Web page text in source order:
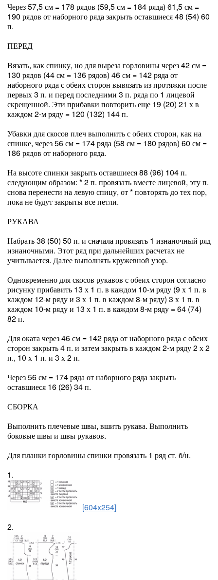
Через 57,5 см = 178 рядов (59,5 см = 184 ряда) 61,5 см =
190 рядов от наборного ряда закрыть оставшиеся 48 (54) 60
п.
ПЕРЕД
Вязать, как спинку, но для выреза горловины через 42 см =
130 рядов (44 см = 136 рядов) 46 см = 142 ряда от
наборного ряда с обеих сторон вывязать из протяжки после
первых 3 п. и перед последними 3 п. ряда по 1 лицевой
скрещенной. Эти прибавки повторить еще 19 (20) 21 х в
каждом 2-м ряду = 120 (132) 144 п.
Убавки для скосов плеч выполнить с обеих сторон, как на
спинке, через 56 см = 174 ряда (58 см = 180 рядов) 60 см =
186 рядов от наборного ряда.
На высоте спинки закрыть оставшиеся 88 (96) 104 п.
следующим образом: * 2 п. провязать вместе лицевой, эту п.
снова перенести на левую спицу, от * повторять до тех пор,
пока не будут закрыты все петли.
РУКАВА
Набрать 38 (50) 50 п. и сначала провязать 1 изнаночный ряд
изнаночными. Этот ряд при дальнейших расчетах не
учитывается. Далее выполнять кружевной узор.
Одновременно для скосов рукавов с обеих сторон согласно
рисунку прибавить 13 х 1 п. в каждом 10-м ряду (9 х 1 п. в
каждом 12-м ряду и 3 х 1 п. в каждом 8-м ряду) 3 х 1 п. в
каждом 10-м ряду и 13 х 1 п. в каждом 8-м ряду = 64 (74)
82 п.
Для оката через 46 см = 142 ряда от наборного ряда с обеих
сторон закрыть 4 п. и затем закрыть в каждом 2-м ряду 2 х 2
п., 10 х 1 п. и 3 х 2 п.
Через 56 см = 174 ряда от наборного ряда закрыть
оставшиеся 16 (26) 34 п.
СБОРКА
Выполнить плечевые швы, вшить рукава. Выполнить
боковые швы и швы рукавов.
Для планки горловины спинки провязать 1 ряд ст. б/н.
1.
[604x254]
2.